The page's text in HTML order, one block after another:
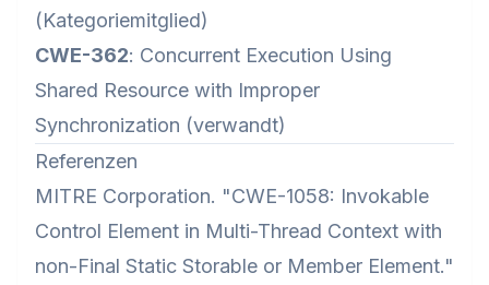
(Kategoriemitglied)
CWE-362: Concurrent Execution Using
Shared Resource with Improper
Synchronization (verwandt)
Referenzen
MITRE Corporation. "CWE-1058: Invokable
Control Element in Multi-Thread Context with
non-Final Static Storable or Member Element."